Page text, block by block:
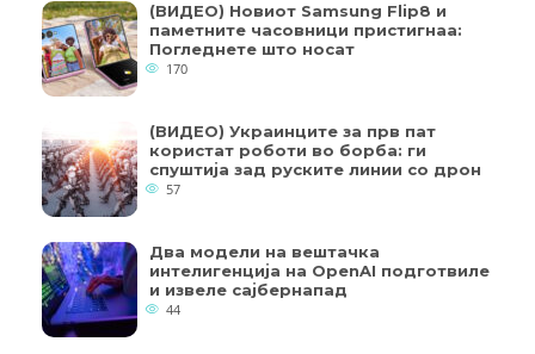
(ВИДЕО) Новиот Samsung Flip8 и
паметните часовници пристигнаа:
Погледнете што носат
170
(ВИДЕО) Украинците за прв пат
користат роботи во борба: ги
спуштија зад руските линии со дрон
57
Два модели на вештачка
интелигенција на OpenAI подготвиле
и извеле сајбернапад
44